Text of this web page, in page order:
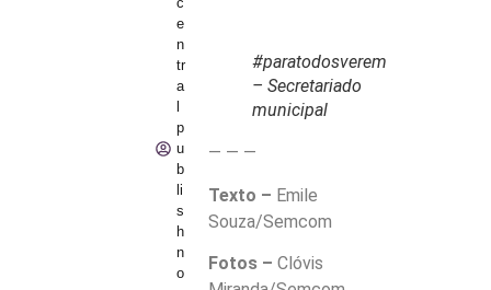
e
n
tr
a
p
u
b
li
s
h
n
o
#paratodosverem
– Secretariado
municipal
— — —
Texto – Emile
Souza/Semcom
Fotos –Clóvis